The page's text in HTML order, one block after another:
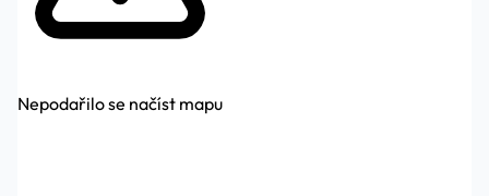
Nepodařilo se načíst mapu